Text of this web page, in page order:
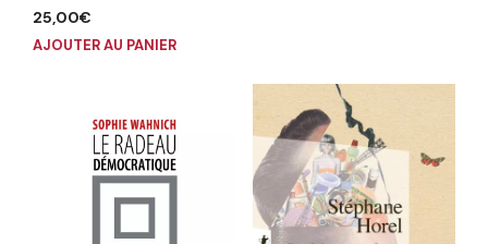
25,00€
AJOUTER AU PANIER